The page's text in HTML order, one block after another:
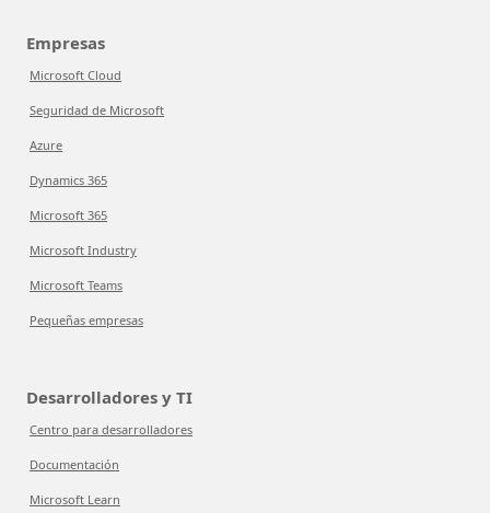
Empresas
Microsoft Cloud
Seguridad de Microsoft
Azure
Dynamics 365
Microsoft 365
Microsoft Industry
Microsoft Teams
Pequeñas empresas
Desarrolladores y TI
Centro para desarrolladores
Documentación
Microsoft Learn